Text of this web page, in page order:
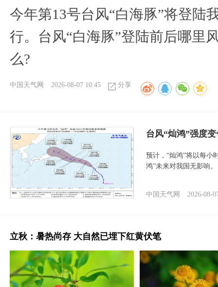
今年第13号台风“白海豚”将登陆
行。台风“白海豚”登陆前后哪里
么?
中国天气网 2026-08-07 10:45 分享
台风“灿鸿”强度
预计，“灿鸿”将以每小
鸿”未来对我国无影响。
中国天气网 2026-08-
立秋：暑热尚存 大自然已埋下红黄伏笔